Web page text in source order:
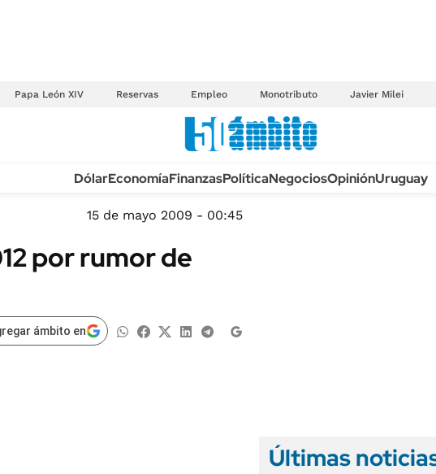
Papa León XIV Reservas Empleo Monotributo Javier Milei
TECNOLOGÍA
MÉXICO
MUNDO
DólarEconomíaFinanzasPolíticaNegociosOpiniónUruguay
15 de mayo 2009 - 00:45
por rumor de
ámbito en
Últimas